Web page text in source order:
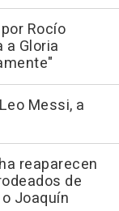
Rocío
Gloria
Messi, a
reaparecen
de
Joaquín